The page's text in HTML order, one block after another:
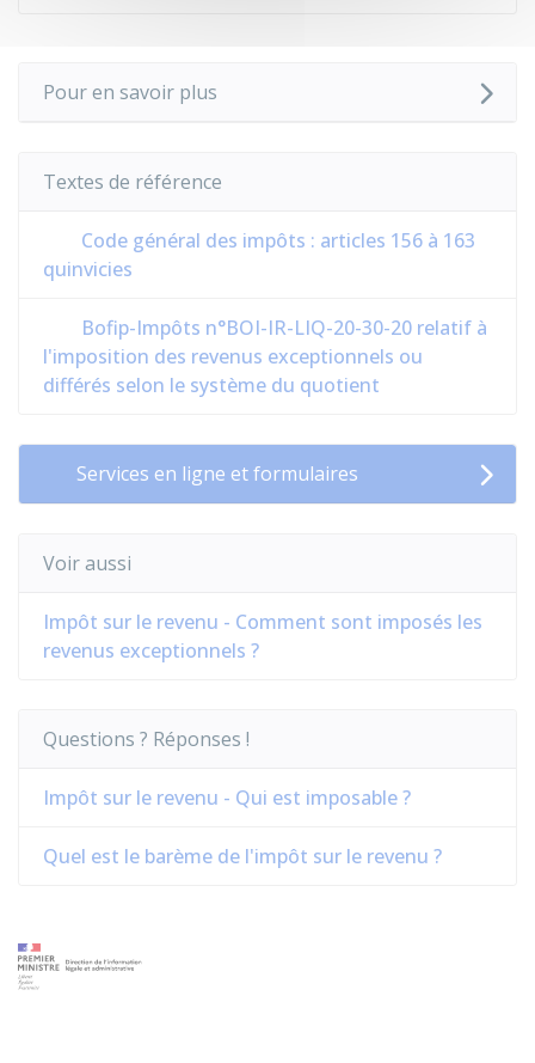
Pour en savoir plus
Textes de référence
Code général des impôts : articles 156 à 163
quinvicies
Bofip-Impôts n°BOI-IR-LIQ-20-30-20 relatif à
l'imposition des revenus exceptionnels ou
différés selon le système du quotient
Services en ligne et formulaires
Voir aussi
Impôt sur le revenu - Comment sont imposés les
revenus exceptionnels ?
Questions ? Réponses !
Impôt sur le revenu - Qui est imposable ?
Quel est le barème de l'impôt sur le revenu ?